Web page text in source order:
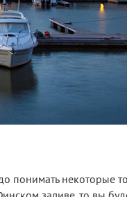
понимать некоторые